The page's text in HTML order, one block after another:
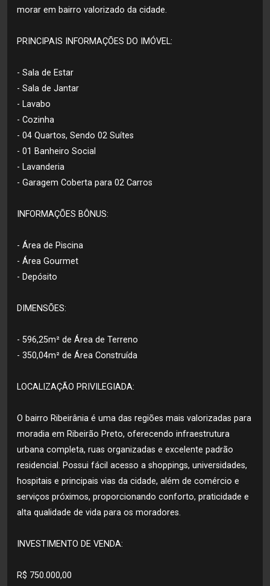
morar em bairro valorizado da cidade.
PRINCIPAIS INFORMAÇÕES DO IMÓVEL:
- Sala de Estar
- Sala de Jantar
- Lavabo
- Cozinha
- 04 Quartos, Sendo 02 Suítes
- 01 Banheiro Social
- Lavanderia
- Garagem Coberta para 02 Carros
INFORMAÇÕES BÔNUS:
- Área de Piscina
- Área Gourmet
- Depósito
DIMENSÕES:
- 596,25m² de Área de Terreno
- 350,04m² de Área Construída
LOCALIZAÇÃO PRIVILEGIADA:
O bairro Ribeirânia é uma das regiões mais valorizadas para
moradia em Ribeirão Preto, oferecendo infraestrutura
urbana completa, ruas organizadas e excelente padrão
residencial. Possui fácil acesso a shoppings, universidades,
hospitais e principais vias da cidade, além de comércio e
serviços próximos, proporcionando conforto, praticidade e
alta qualidade de vida para os moradores.
INVESTIMENTO DE VENDA:
R$ 750.000,00